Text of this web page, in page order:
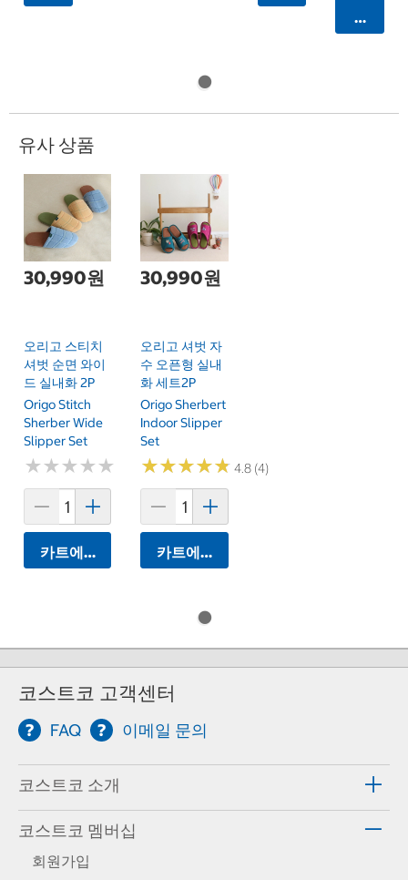
카트에
유사 상품
30,990원
오리고 스티치
셔벗 순면 와이
드 실내화 2P
Origo Stitch
Sherber Wide
Slipper Set
★★★★★
★★★★★
카트에 담기
30,990원
오리고 셔벗 자
수 오픈형 실내
화 세트2P
Origo Sherbert
Indoor Slipper
Set
★★★★★
★★★★★ 4.8 (4)
카트에 담기
코스트코 고객센터
FAQ 이메일 문의
코스트코 소개
코스트코 멤버십
회원가입